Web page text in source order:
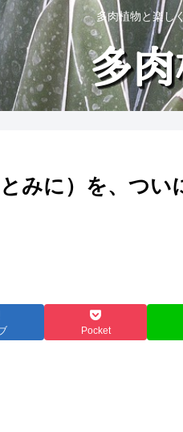
多肉植物と楽し
みに）を、つい
Pocket